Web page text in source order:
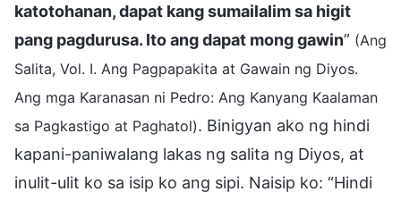
katotohanan, dapat kang sumailalim sa higit
pang pagdurusa. Ito ang dapat mong gawin” (Ang
Salita, Vol. I. Ang Pagpapakita at Gawain ng Diyos.
Ang mga Karanasan ni Pedro: Ang Kanyang Kaalaman
sa Pagkastigo at Paghatol). Binigyan ako ng hindi
kapani-paniwalang lakas ng salita ng Diyos, at
inulit-ulit ko sa isip ko ang sipi. Naisip ko: “Hindi